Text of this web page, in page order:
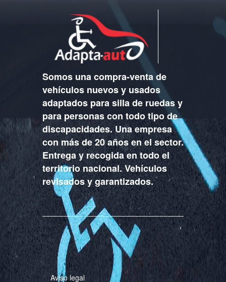
Somos una compra-venta de
vehículos nuevos y usados
adaptados para silla de ruedas y
para personas con todo tipo de
discapacidades. Una empresa
con más de 20 años en el sector.
Entrega y recogida en todo el
territorio nacional. Vehículos
revisados y garantizados.
Aviso legal